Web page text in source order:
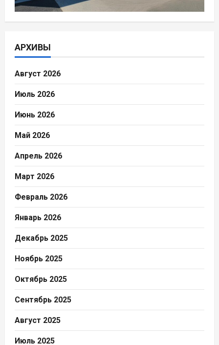
АРХИВЫ
Август 2026
Июль 2026
Июнь 2026
Май 2026
Апрель 2026
Март 2026
Февраль 2026
Январь 2026
Декабрь 2025
Ноябрь 2025
Октябрь 2025
Сентябрь 2025
Август 2025
Июль 2025